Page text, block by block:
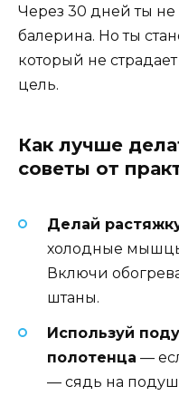
Через 30 дней ты
балерина. Но ты
который не
цель.
Как лучше
советы от
Делай
холодные мышцы
Включи
штаны.
Используй
полотенца —
— сядь на